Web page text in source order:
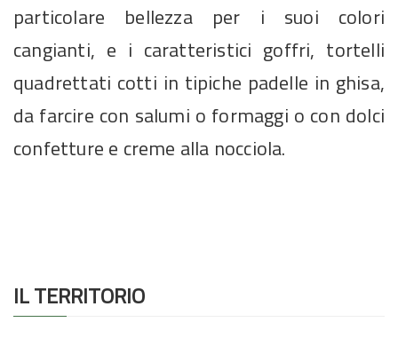
particolare bellezza per i suoi colori
cangianti, e i caratteristici goffri, tortelli
quadrettati cotti in tipiche padelle in ghisa,
da farcire con salumi o formaggi o con dolci
confetture e creme alla nocciola.
IL TERRITORIO